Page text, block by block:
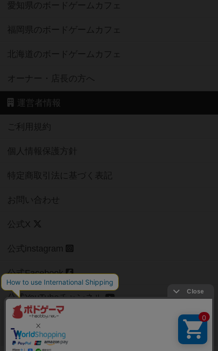
愛知県のボードゲームカフェ
福岡県のボードゲームカフェ
北海道のボードゲームカフェ
オーナー・店長の方へ
運営者情報
ご利用規約
個人情報保護方針
特定商取引法に基づく表記
お問い合わせ
公式X
公式instagram
公式Facebook
公式YouTubeチャンネル